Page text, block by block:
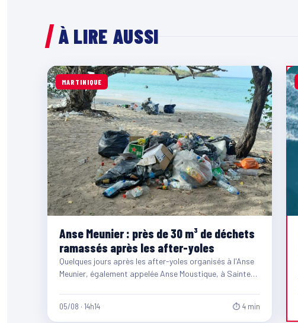
À LIRE AUSSI
MARTINIQUE
Anse Meunier : près de 30 m³ de déchets
ramassés après les after-yoles
Quelques jours après les after-yoles organisés à l'Anse
Meunier, également appelée Anse Moustique, à Sainte-
05/08 · 14h14 ⏱ 4 min